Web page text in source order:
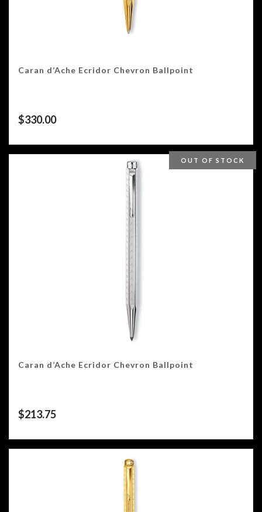
Caran d’Ache Ecridor Chevron Ballpoint
$330.00
OUT OF STOCK
Caran d’Ache Ecridor Chevron Ballpoint
$213.75